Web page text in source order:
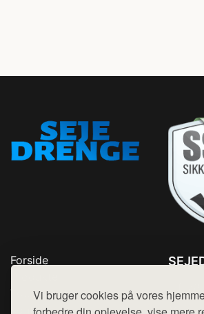
Vi bruger cookies på vores
Forside
Top Rabatter
Kontakt
Mail: